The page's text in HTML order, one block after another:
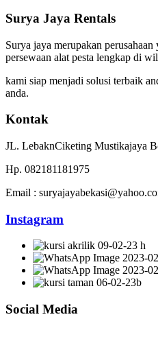
Surya Jaya Rentals
Surya jaya merupakan
persewaan alat pesta lengkap di
kami siap menjadi solusi terbaik
anda.
Kontak
JL. LebaknCiketing Mustikajaya
Hp. 082181181975
Email :
Instagram
Social Media